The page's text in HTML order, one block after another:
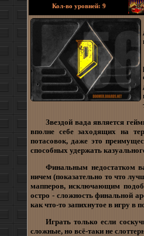
Кол-во уровней: 9
Звездой вада является
вполне себе заходящих на
потасовок, даже это
способных удержать
Финальным недостатком
ничем (показательно то что
мапперов, исключающим
остро - сложность финальной
как что-то запихнутое в игру в
Играть только если
сложные, но всё-таки не